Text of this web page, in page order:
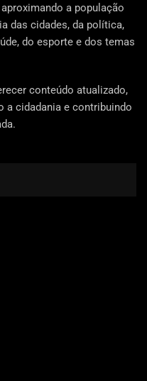
a população
das cidades, da política,
do esporte e dos temas
conteúdo atualizado,
a cidadania e contribuindo